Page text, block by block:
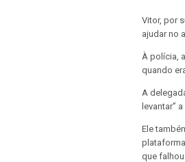
Vitor, por
ajudar no
À polícia,
quando
A
levantar”
Ele
que falhou.